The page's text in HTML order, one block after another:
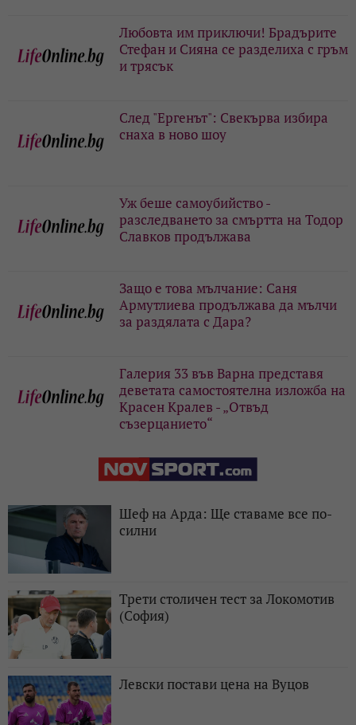
Любовта им приключи! Брадърите
Стефан и Сияна се разделиха с гръм
и трясък
След "Ергенът": Свекърва избира
снаха в ново шоу
Уж беше самоубийство -
разследването за смъртта на Тодор
Славков продължава
Защо е това мълчание: Саня
Армутлиева продължава да мълчи
за раздялата с Дара?
Галерия 33 във Варна представя
деветата самостоятелна изложба на
Красен Кралев - „Отвъд
съзерцанието“
Шеф на Арда: Ще ставаме все по-
силни
Трети столичен тест за Локомотив
(София)
Левски постави цена на Вуцов